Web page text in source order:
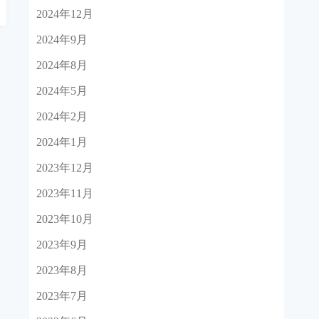
2024年12月
2024年9月
2024年8月
2024年5月
2024年2月
2024年1月
2023年12月
2023年11月
2023年10月
2023年9月
2023年8月
2023年7月